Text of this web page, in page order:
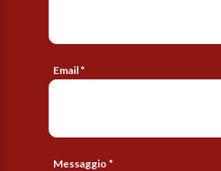
Email *
Messaggio *